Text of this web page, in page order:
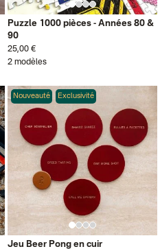
Puzzle 1000 pièces - Années 80 &
90
25,00 €
2 modèles
Nouveauté Exclusivité
Jeu Beer Pong en cuir